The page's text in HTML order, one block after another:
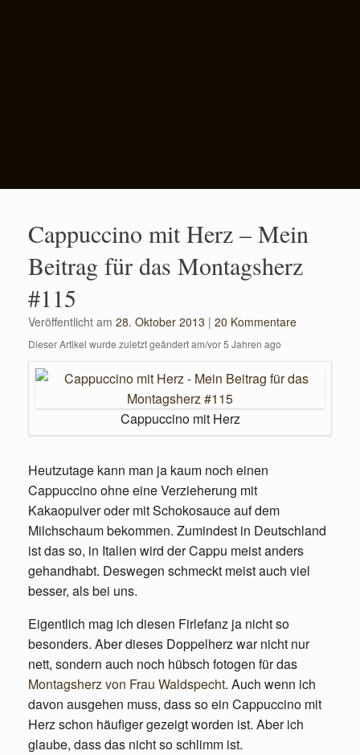
Cappuccino mit Herz – Mein
Beitrag für das Montagsherz
#115
Veröffentlicht am 28. Oktober 2013 | 20 Kommentare
Dieser Artikel wurde zuletzt geändert am/vor 5 Jahren ago
Cappuccino mit Herz
Heutzutage kann man ja kaum noch einen
Cappuccino ohne eine Verzieherung mit
Kakaopulver oder mit Schokosauce auf dem
Milchschaum bekommen. Zumindest in Deutschland
ist das so, in Italien wird der Cappu meist anders
gehandhabt. Deswegen schmeckt meist auch viel
besser, als bei uns.
Eigentlich mag ich diesen Firlefanz ja nicht so
besonders. Aber dieses Doppelherz war nicht nur
nett, sondern auch noch hübsch fotogen für das
Montagsherz von Frau Waldspecht. Auch wenn ich
davon ausgehen muss, dass so ein Cappuccino mit
Herz schon häufiger gezeigt worden ist. Aber ich
glaube, dass das nicht so schlimm ist.